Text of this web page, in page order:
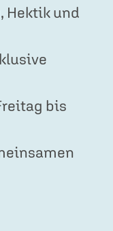
Hektik und
bis